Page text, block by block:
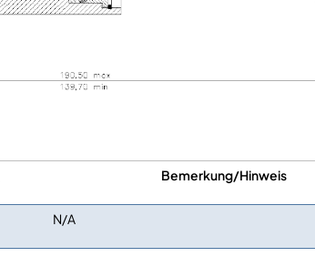
Bemerkung/Hinweis
N/A